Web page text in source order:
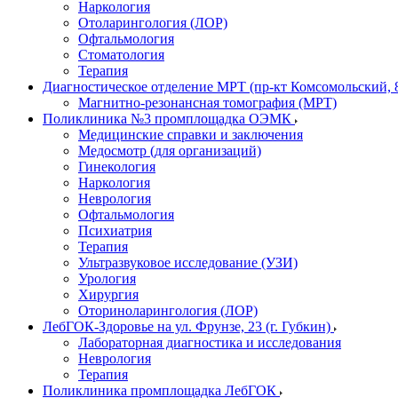
Наркология
Отоларингология (ЛОР)
Офтальмология
Стоматология
Терапия
Диагностическое отделение МРТ (пр-кт Комсомольский,
Магнитно-резонансная томография (МРТ)
Поликлиника №3 промплощадка ОЭМК
Медицинские справки и заключения
Медосмотр (для организаций)
Гинекология
Наркология
Неврология
Офтальмология
Психиатрия
Терапия
Ультразвуковое исследование (УЗИ)
Урология
Хирургия
Оториноларингология (ЛОР)
ЛебГОК-Здоровье на ул. Фрунзе, 23 (г. Губкин)
Лабораторная диагностика и исследования
Неврология
Терапия
Поликлиника промплощадка ЛебГОК